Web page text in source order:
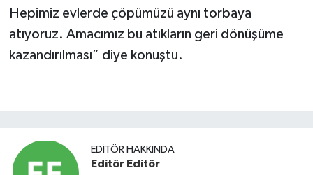
Hepimiz evlerde çöpümüzü aynı torbaya
atıyoruz. Amacımız bu atıkların geri dönüşüme
kazandırılması” diye konuştu.
EDITÖR HAKKINDA
Editör Editör